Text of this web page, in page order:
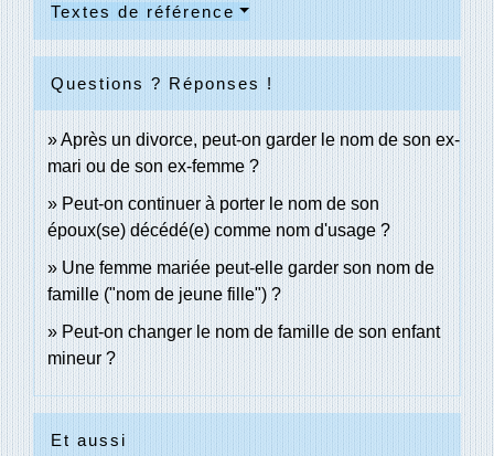
Textes de référence
Questions ? Réponses !
Après un divorce, peut-on garder le nom de son ex-
mari ou de son ex-femme ?
Peut-on continuer à porter le nom de son
époux(se) décédé(e) comme nom d'usage ?
Une femme mariée peut-elle garder son nom de
famille ("nom de jeune fille") ?
Peut-on changer le nom de famille de son enfant
mineur ?
Et aussi